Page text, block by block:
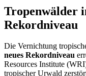
Tropenwälder
Rekordniveau
Die Vernichtung
neues Rekordniveau
Resources Institute
tropischer Urwald